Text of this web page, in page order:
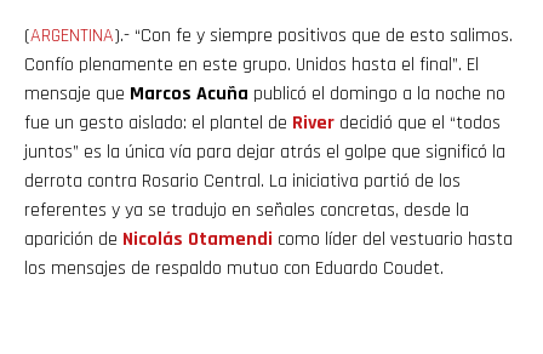
(ARGENTINA).- “Con fe y siempre positivos que de esto salimos.
Confío plenamente en este grupo. Unidos hasta el final”. El
mensaje que Marcos Acuña publicó el domingo a la noche no
fue un gesto aislado: el plantel de River decidió que el “todos
juntos” es la única vía para dejar atrás el golpe que significó la
derrota contra Rosario Central. La iniciativa partió de los
referentes y ya se tradujo en señales concretas, desde la
aparición de Nicolás Otamendi como líder del vestuario hasta
los mensajes de respaldo mutuo con Eduardo Coudet.